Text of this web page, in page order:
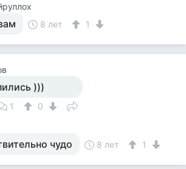
8 лет 1
)))
1 0
чудо 8 лет 1